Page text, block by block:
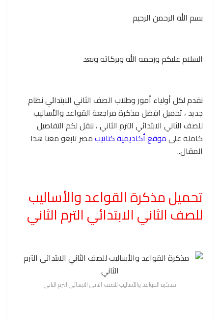
بسم الله الرحمن الرحيم
السلام عليكم ورحمه الله وبركاته وبعد
نقدم لكل أولياء أمور وطلاب الصف الثاني الابتدائي نظام
جديد ، تحميل افضل مذكرة مراجعة القواعد والأساليب
للصف الثاني الابتدائي الترم الثاني ، ننقل لكم التفاصيل
كاملة علىموقع أكاديمية كتاتيبمصر تابعو معنا هذا
المقال..
تحميل مذكرة القواعد والأساليب
للصف الثاني الابتدائي الترم الثاني
مذكرة القواعد والأساليب للصف الثاني الابتدائي الترم الثاني